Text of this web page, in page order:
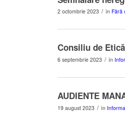
2 octombrie 2023 / în Fără
Consiliu de
6 septembrie 2023 / în
AUDIENTE
19 august 2023 / în